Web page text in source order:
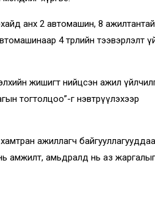
анх 2 автомашин, 8
4 төрлийн тээвэрлэлт
жишигт нийцсэн ажил
тогтолцоо”-г нэвтрүүлэхээр
хамтран ажиллагч
амьдралд нь аз жаргалыг